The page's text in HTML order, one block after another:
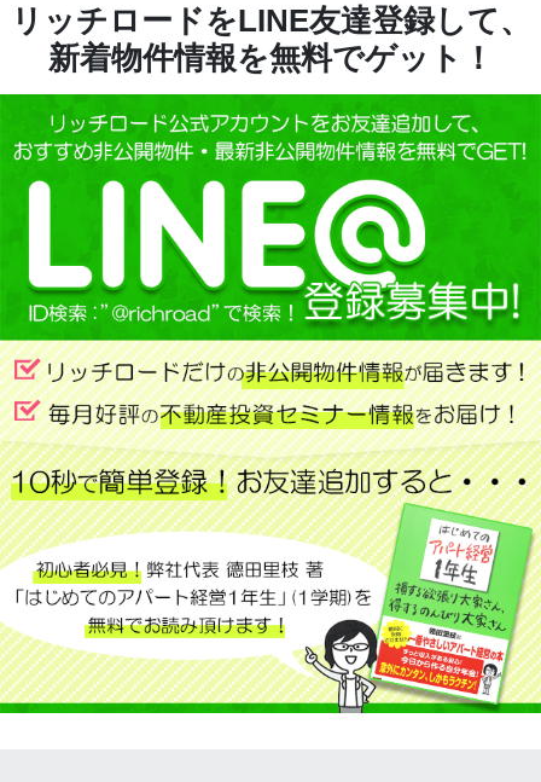
リッチロードをLINE友達登録して、
新着物件情報を無料でゲット！